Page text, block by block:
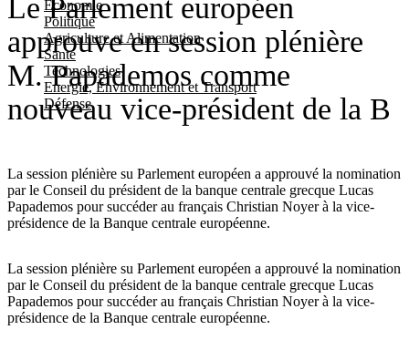
Economie
Politique
Agriculture et Alimentation
Santé
Technologies
Energie, Environnement et Transport
Défense
Le Parlement européen
approuve en session plénière
M. Papademos comme
nouveau vice-président de la B
La session plénière su Parlement européen a approuvé la nomination
par le Conseil du président de la banque centrale grecque Lucas
Papademos pour succéder au français Christian Noyer à la vice-
présidence de la Banque centrale européenne.
La session plénière su Parlement européen a approuvé la nomination
par le Conseil du président de la banque centrale grecque Lucas
Papademos pour succéder au français Christian Noyer à la vice-
présidence de la Banque centrale européenne.